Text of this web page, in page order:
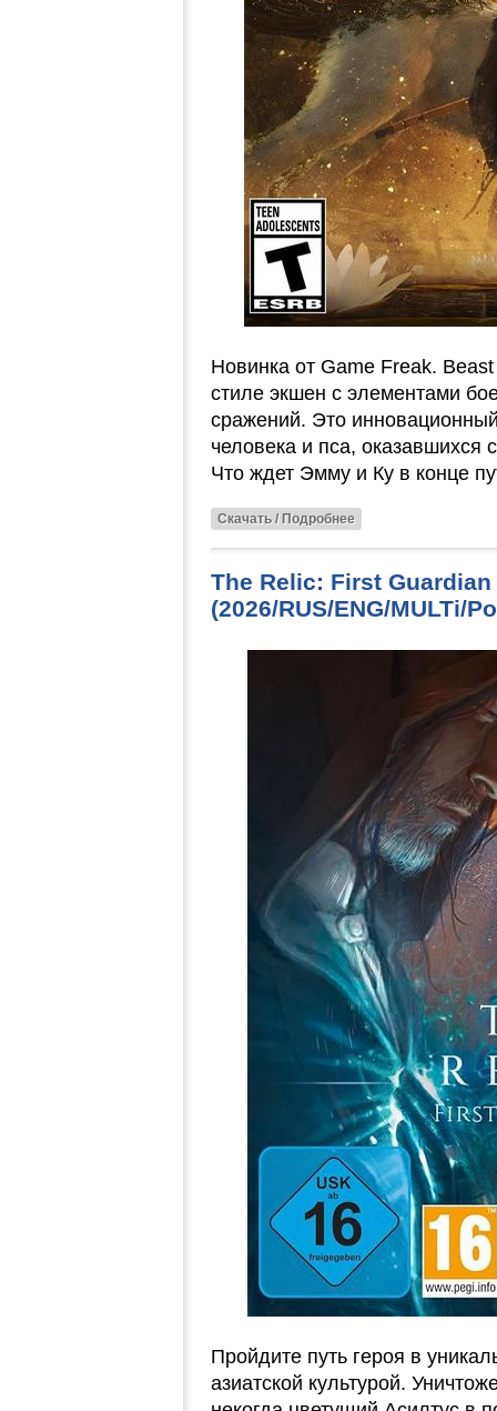
Новинка от Game Freak.
стиле экшен с элементами
сражений. Это
человека и пса, оказавшихся
Что ждет Эмму и Ку в конце
Скачать / Подробнее
The Relic: First Guardian
(2026/RUS/ENG/MULTi/
Пройдите путь героя в
азиатской культурой.